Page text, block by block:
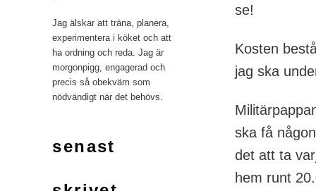
se!
Kosten
jag ska
ska få
det att ta
hem runt
Jag älskar att träna, planera,
experimentera i köket och att
ha ordning och reda. Jag är
morgonpigg, engagerad och
precis så obekväm som
nödvändigt när det behövs.
senast